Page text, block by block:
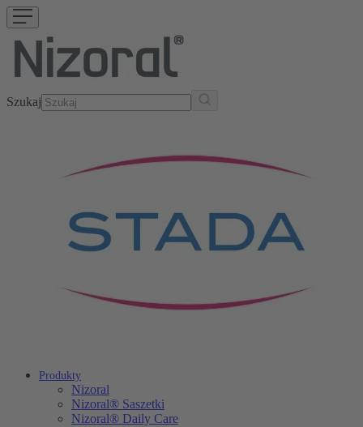
Szukaj
Produkty
Nizoral
Nizoral® Saszetki
Nizoral® Daily Care